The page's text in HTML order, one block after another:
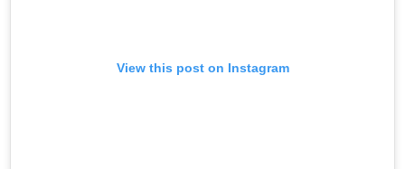
View this post on Instagram